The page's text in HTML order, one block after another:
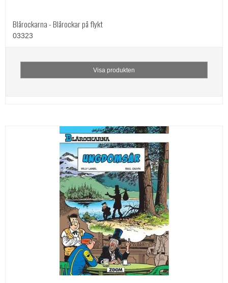
Blårockarna - Blårockar på flykt
03323
Visa produkten